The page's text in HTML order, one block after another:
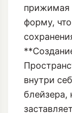
внутри
блейзера,
принять
особенно